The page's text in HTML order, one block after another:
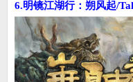
6.明镜江湖行：朔风起/